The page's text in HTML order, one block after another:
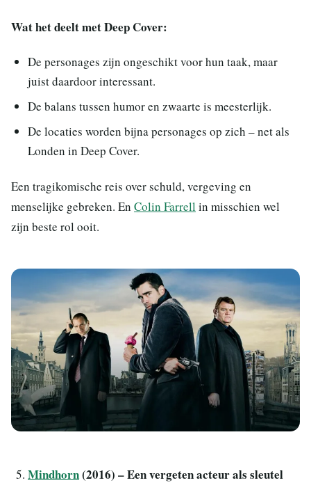
Wat het deelt met Deep Cover:
De personages zijn ongeschikt voor hun taak, maar
juist daardoor interessant.
De balans tussen humor en zwaarte is meesterlijk.
De locaties worden bijna personages op zich – net als
Londen in Deep Cover.
Een tragikomische reis over schuld, vergeving en
menselijke gebreken. En Colin Farrell in misschien wel
zijn beste rol ooit.
Mindhorn(2016) – Een vergeten acteur als sleutel